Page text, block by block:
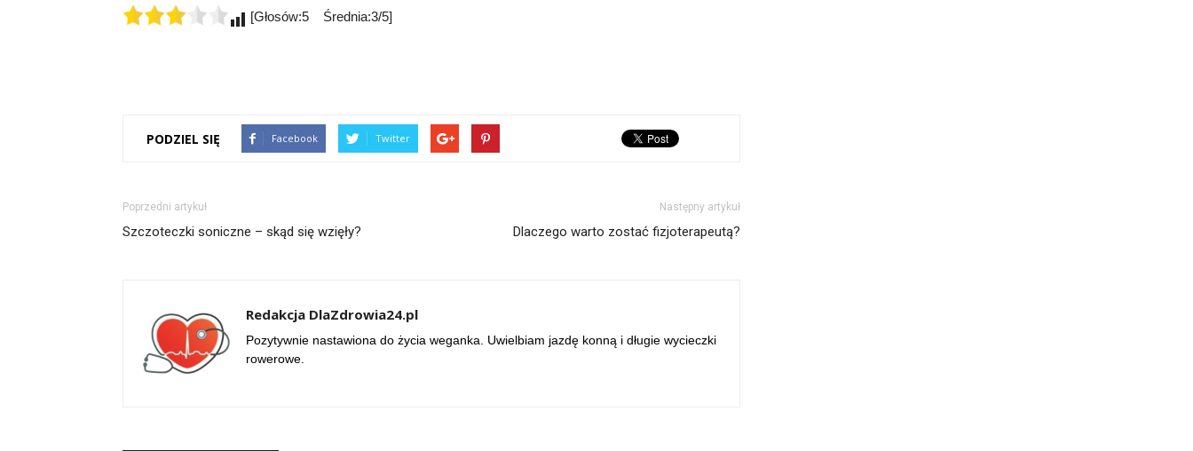
[Głosów:5 Średnia:3/5]
PODZIEL SIĘ Facebook Twitter
Poprzedni artykuł
Szczoteczki soniczne – skąd się wzięły?
Następny artykuł
Dlaczego warto zostać fizjoterapeutą?
Redakcja DlaZdrowia24.pl
Pozytywnie nastawiona do życia weganka. Uwielbiam jazdę konną i długie wycieczki
rowerowe.